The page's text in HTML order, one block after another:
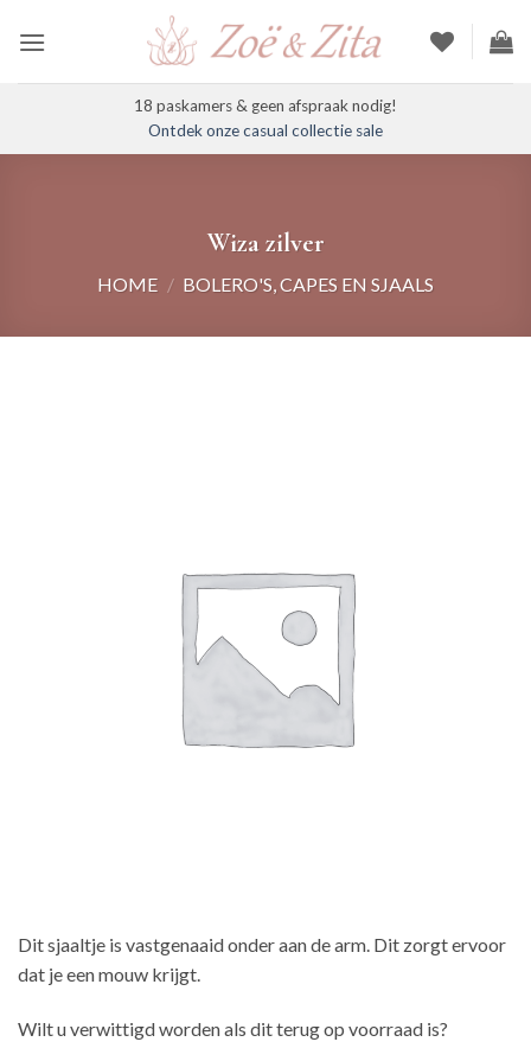
naar
18 paskamers & geen afspraak nodig!
Ontdek onze casual collectie sale
Wiza zilver
HOME / BOLERO'S, CAPES EN SJAALS
Dit sjaaltje is vastgenaaid onder aan de arm. Dit zorgt ervoor
dat je een mouw krijgt.
Wilt u verwittigd worden als dit terug op voorraad is?